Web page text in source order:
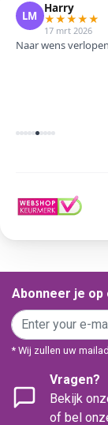
LM
Harry
★★★★★
17 mrt 2026
Naar wens
Abonneer je
* Wij zullen uw
Vragen?
Bekijk
of bel